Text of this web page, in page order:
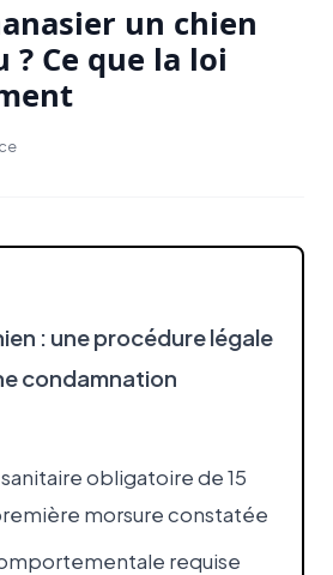
un chien
? Ce que la loi
: une procédure légale
condamnation
obligatoire de 15
morsure constatée
requise